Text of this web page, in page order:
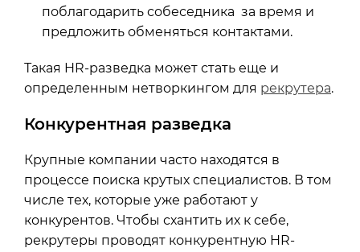
поблагодарить собеседника за время и
предложить обменяться контактами.
Такая HR-разведка может стать еще и
определенным нетворкингом для рекрутера.
Конкурентная разведка
Крупные компании часто находятся в
процессе поиска крутых специалистов. В том
числе тех, которые уже работают у
конкурентов. Чтобы схантить их к себе,
рекрутеры проводят конкурентную HR-